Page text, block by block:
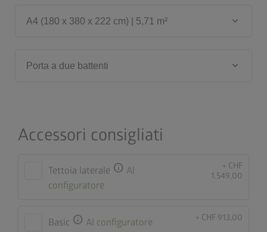
A4 (180 x 380 x 222 cm) | 5,71 m² keyboard_arrow_down
Porta a due battenti keyboard_arrow_down
Accessori consigliati
Tettoia laterale info Al
configuratore
+ CHF
1.549,00
Basic info Al configuratore + CHF 913,00